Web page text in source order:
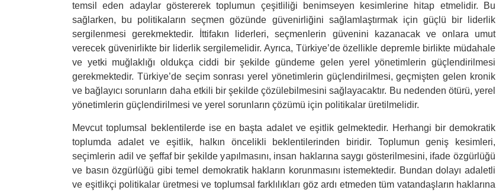
temsil eden adaylar göstererek toplumun çeşitliliği benimseyen kesimlerine hitap etmelidir. Bu
sağlarken, bu politikaların seçmen gözünde güvenirliğini sağlamlaştırmak için güçlü bir liderlik
sergilenmesi gerekmektedir. İttifakın liderleri, seçmenlerin güvenini kazanacak ve onlara umut
verecek güvenirlikte bir liderlik sergilemelidir. Ayrıca, Türkiye’de özellikle depremle birlikte müdahale
ve yetki muğlaklığı oldukça ciddi bir şekilde gündeme gelen yerel yönetimlerin güçlendirilmesi
gerekmektedir. Türkiye’de seçim sonrası yerel yönetimlerin güçlendirilmesi, geçmişten gelen kronik
ve bağlayıcı sorunların daha etkili bir şekilde çözülebilmesini sağlayacaktır. Bu nedenden ötürü, yerel
yönetimlerin güçlendirilmesi ve yerel sorunların çözümü için politikalar üretilmelidir.
Mevcut toplumsal beklentilerde ise en başta adalet ve eşitlik gelmektedir. Herhangi bir demokratik
toplumda adalet ve eşitlik, halkın öncelikli beklentilerinden biridir. Toplumun geniş kesimleri,
seçimlerin adil ve şeffaf bir şekilde yapılmasını, insan haklarına saygı gösterilmesini, ifade özgürlüğü
ve basın özgürlüğü gibi temel demokratik hakların korunmasını istemektedir. Bundan dolayı adaletli
ve eşitlikçi politikalar üretmesi ve toplumsal farklılıkları göz ardı etmeden tüm vatandaşların haklarına